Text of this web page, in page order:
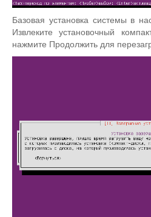
Базовая установка системы в
Извлеките установочный
нажмите Продолжить для